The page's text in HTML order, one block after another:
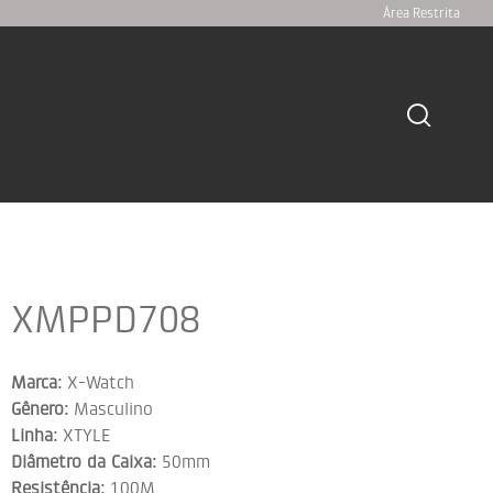
Área Restrita
XMPPD708
Marca: X-Watch
Gênero: Masculino
Linha: XTYLE
Diâmetro da Caixa: 50mm
Resistência: 100M